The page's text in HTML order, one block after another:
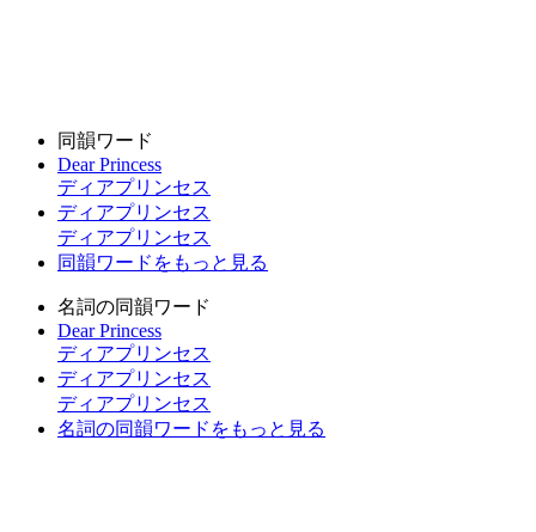
同韻ワード
Dear Princess
ディアプリンセス
ディアプリンセス
ディアプリンセス
同韻ワードをもっと見る
名詞の同韻ワード
Dear Princess
ディアプリンセス
ディアプリンセス
ディアプリンセス
名詞の同韻ワードをもっと見る